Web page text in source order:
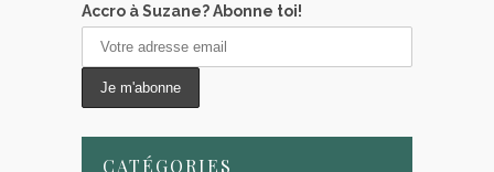
Accro à Suzane? Abonne toi!
CATÉGORIES